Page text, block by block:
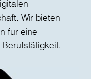
Wir bieten
für eine